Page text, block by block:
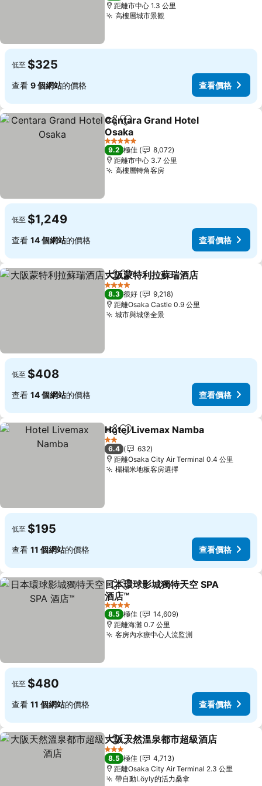
距離市中心 1.3 公里
高樓層城市景觀查看價格
低至 $325
查看 9 個網站的價格 查看價格
分享 放到收藏夾
Centara Grand Hotel
Osaka
查看價格
5 星級
9.2 極佳
8,072
距離市中心 3.7 公里
高樓層轉角客房查看價格
低至 $1,249
查看 14 個網站的價格 查看價格
分享 放到收藏夾
大阪蒙特利拉蘇瑞酒店
4 星級
8.3 很好
9,218
距離Osaka Castle 0.9 公里
城市與城堡全景查看價格
低至 $408
查看 14 個網站的價格 查看價格
分享 放到收藏夾
Hotel Livemax Namba
2 星級
6.4
632
距離Osaka City Air Terminal 0.4 公里
榻榻米地板客房選擇查看價格
低至 $195
查看 11 個網站的價格 查看價格
分享 放到收藏夾
日本環球影城獨特天空 SPA
酒店™
查看價格
4 星級
8.5 極佳
14,609
距離海灘 0.7 公里
客房內水療中心人流監測查看價格
低至 $480
查看 11 個網站的價格 查看價格
分享 放到收藏夾
大阪天然溫泉都市超級酒店
3 星級
8.5 極佳
4,713
距離Osaka City Air Terminal 2.3 公里
帶自動Löyly的活力桑拿查看價格